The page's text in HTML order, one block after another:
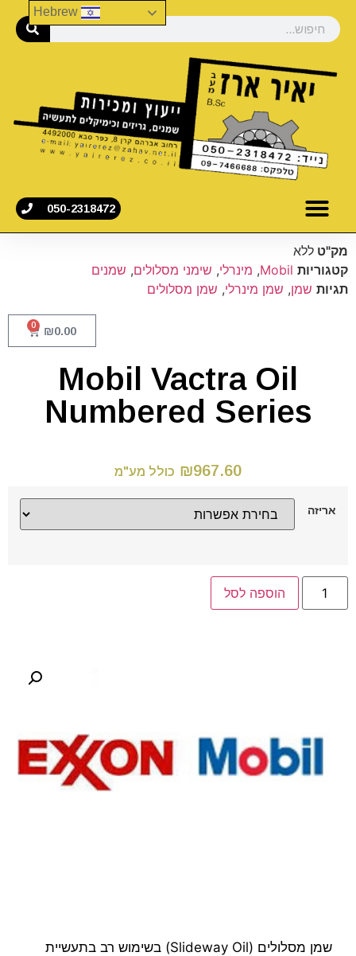
050-2318472
מק"ט ללא
קטגוריות Mobil
, מינרלי, שימני מסלולים, שמנים
תגיות שמן, שמן מינרלי, שמן מסלולים
₪0.00
0
Mobil Vactra Oil
Numbered Series
₪967.60 כולל מע"מ
אריזה
הוספה לסל
שמן מסלולים (Slideway Oil) בשימוש רב בתעשיית
Hebrew